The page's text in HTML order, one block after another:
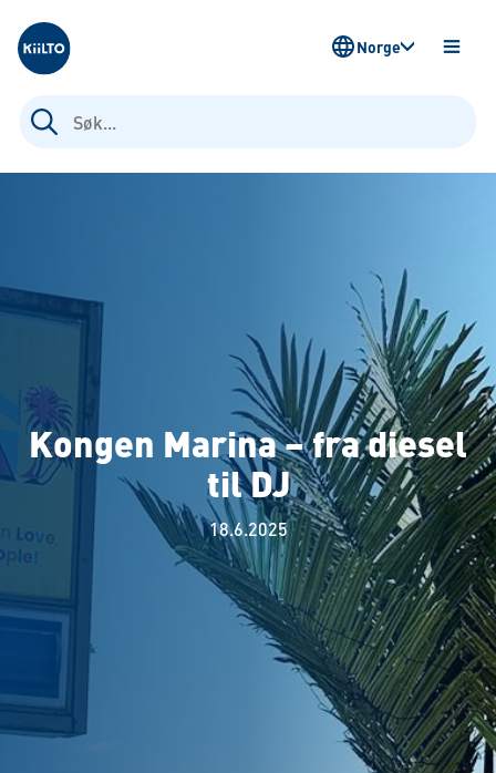
Kiilto Norway
Søk
etter:
ÅPNE
Norge
Kongen Marina – fra diesel
til DJ
18.6.2025